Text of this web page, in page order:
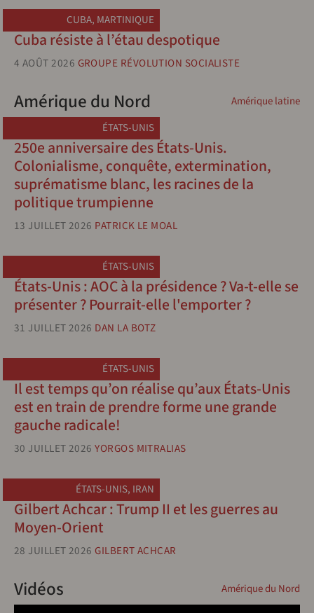
CUBA, MARTINIQUE
Cuba résiste à l’étau despotique
4 AOÛT 2026 GROUPE RÉVOLUTION SOCIALISTE
Amérique latine
Amérique du Nord
ÉTATS-UNIS
250e anniversaire des États-Unis.
Colonialisme, conquête, extermination,
suprématisme blanc, les racines de la
politique trumpienne
13 JUILLET 2026 PATRICK LE MOAL
ÉTATS-UNIS
États-Unis : AOC à la présidence ? Va-t-elle se
présenter ? Pourrait-elle l'emporter ?
31 JUILLET 2026 DAN LA BOTZ
ÉTATS-UNIS
Il est temps qu’on réalise qu’aux États-Unis
est en train de prendre forme une grande
gauche radicale!
30 JUILLET 2026 YORGOS MITRALIAS
ÉTATS-UNIS, IRAN
Gilbert Achcar : Trump II et les guerres au
Moyen-Orient
28 JUILLET 2026 GILBERT ACHCAR
Amérique du Nord
Vidéos